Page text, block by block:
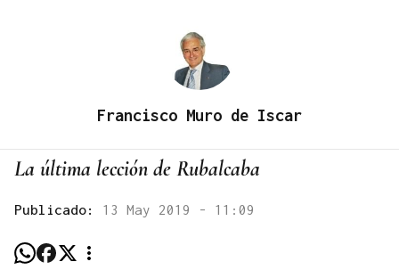
Francisco Muro de Iscar
La última lección de Rubalcaba
Publicado: 13 May 2019 - 11:09